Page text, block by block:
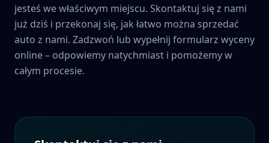
jesteś we właściwym miejscu. Skontaktuj się z nami
już dziś i przekonaj się, jak łatwo można sprzedać
auto z nami. Zadzwoń lub wypełnij formularz wyceny
online – odpowiemy natychmiast i pomożemy w
całym procesie.